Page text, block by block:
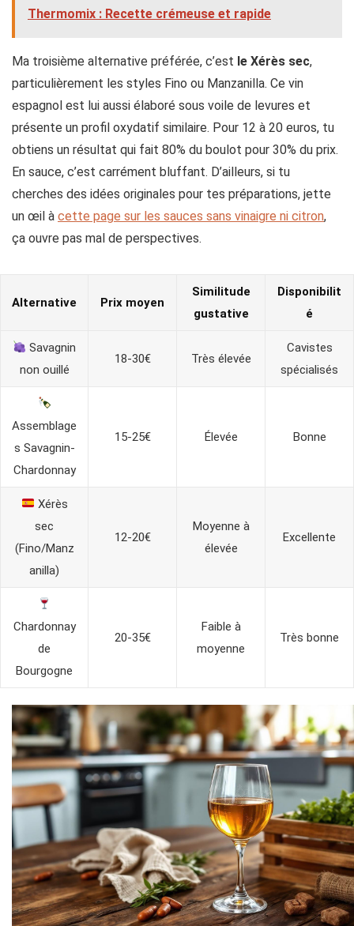
Thermomix : Recette crémeuse et rapide
Ma troisième alternative préférée, c’est le Xérès sec,
particulièrement les styles Fino ou Manzanilla. Ce vin
espagnol est lui aussi élaboré sous voile de levures et
présente un profil oxydatif similaire. Pour 12 à 20 euros, tu
obtiens un résultat qui fait 80% du boulot pour 30% du prix.
En sauce, c’est carrément bluffant. D’ailleurs, si tu
cherches des idées originales pour tes préparations, jette
un œil à cette page sur les sauces sans vinaigre ni citron,
ça ouvre pas mal de perspectives.
Alternative Prix moyen
Similitude
gustative
Disponibilit
é
Savagnin
non ouillé
18-30€ Très élevée
Cavistes
spécialisés
Assemblage
s Savagnin-
Chardonnay
15-25€ Élevée Bonne
Xérès
sec
(Fino/Manz
anilla)
12-20€
Moyenne à
élevée
Excellente
Chardonnay
de
Bourgogne
20-35€
Faible à
moyenne
Très bonne